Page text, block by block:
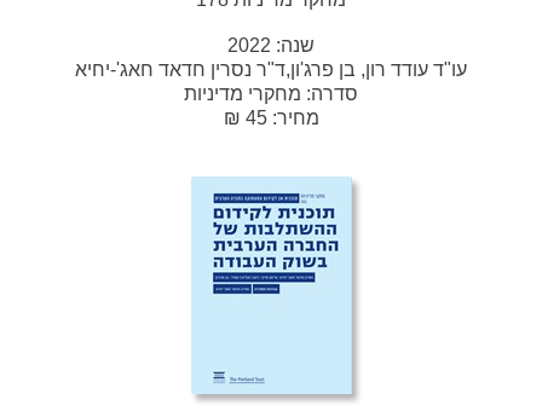
שנה: 2022
עו"ד עודד רון, בן פרג'ון,ד"ר נסרין חדאד חאג'-יחיא
סדרה: מחקרי מדיניות
מחיר: 45 ₪